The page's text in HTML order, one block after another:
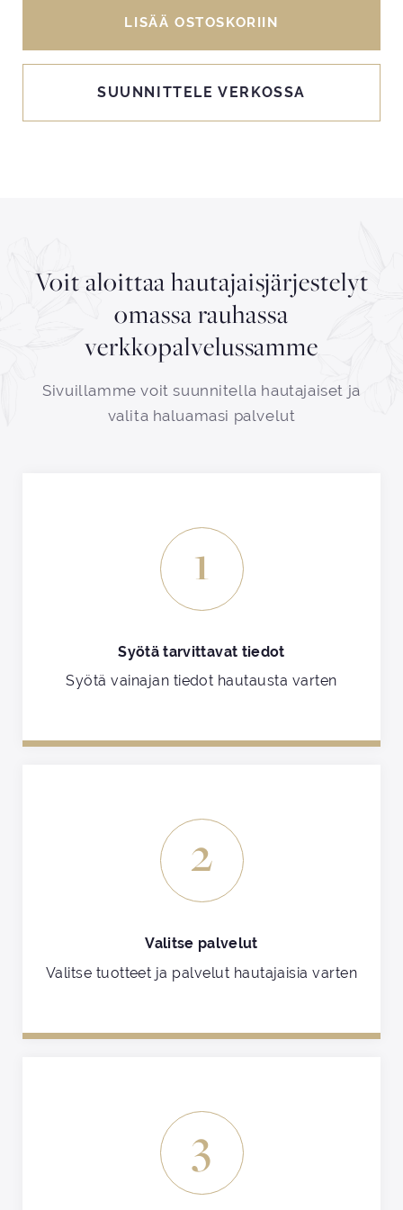
LISÄÄ OSTOSKORIIN
SUUNNITTELE VERKOSSA
Voit aloittaa hautajaisjärjestelyt
omassa rauhassa
verkkopalvelussamme
Sivuillamme voit suunnitella hautajaiset ja
valita haluamasi palvelut
1
Syötä tarvittavat tiedot
Syötä vainajan tiedot hautausta varten
2
Valitse palvelut
Valitse tuotteet ja palvelut hautajaisia varten
3